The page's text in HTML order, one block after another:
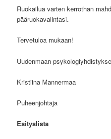
Ruokailua varten kerrothan
pääruokavalintasi.
Tervetuloa mukaan!
Uudenmaan
Kristiina Mannermaa
Puheenjohtaja
Esityslista